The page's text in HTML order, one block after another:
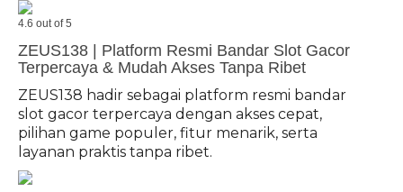
4.6 out of 5
ZEUS138 | Platform Resmi Bandar Slot Gacor
Terpercaya & Mudah Akses Tanpa Ribet
ZEUS138 hadir sebagai platform resmi bandar
slot gacor terpercaya dengan akses cepat,
pilihan game populer, fitur menarik, serta
layanan praktis tanpa ribet.